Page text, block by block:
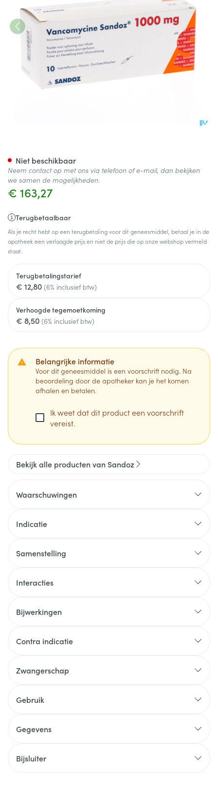
€ 163,27
Terugbetaalbaar
Als je recht hebt op een terugbetaling voor dit geneesmiddel, betaal je in de
apotheek een verlaagde prijs en niet de prijs die op onze webshop vermeld
staat.
Terugbetalingstarief
€ 12,80 (6% inclusief btw)
Verhoogde tegemoetkoming
€ 8,50 (6% inclusief btw)
Belangrijke informatie
Voor dit geneesmiddel is een voorschrift nodig. Na
beoordeling door de apotheker kan je het komen
afhalen en betalen.
Ik weet dat dit product een voorschrift
vereist.
Niet beschikbaar
Neem contact op met ons via telefoon of e-mail, dan bekijken
we samen de mogelijkheden.
Bekijk alle producten van Sandoz
Waarschuwingen
Indicatie
Samenstelling
Interacties
Bijwerkingen
Contra indicatie
Zwangerschap
Gebruik
Gegevens
Bijsluiter